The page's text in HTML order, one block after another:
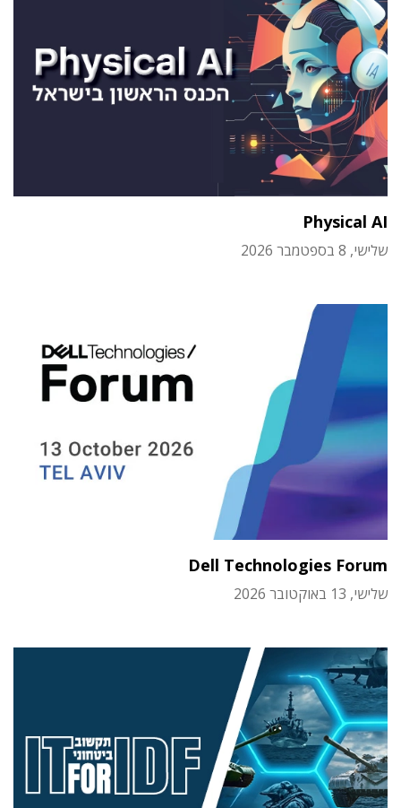
Physical AI
שלישי, 8 בספטמבר 2026
Dell Technologies Forum
שלישי, 13 באוקטובר 2026